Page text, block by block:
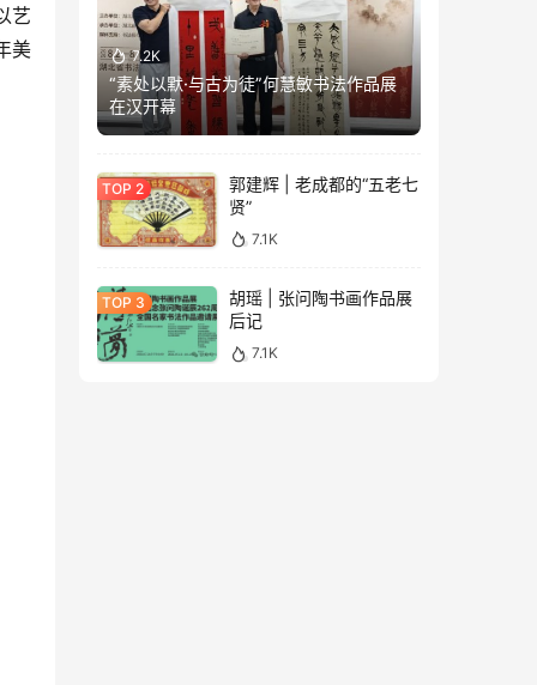
艺
美
7.2K
“素处以默·与古为徒”何慧敏书法作品展
在汉开幕
郭建辉 | 老成都的“五老七
贤”
7.1K
胡瑶 | 张问陶书画作品展
后记
7.1K